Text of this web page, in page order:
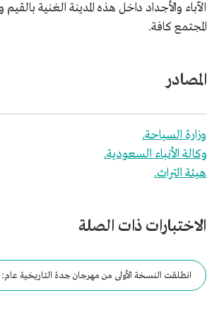
الآباء والأجداد داخل هذه المدينة الغنية
المجتمع كافة.
المصادر
وزارة السياحة.
وكالة الأنباء السعودية.
هيئة التراث.
الاختبارات ذات الصلة
انطلقت النسخة الأولى من مهرجان جدة التاريخية عام: